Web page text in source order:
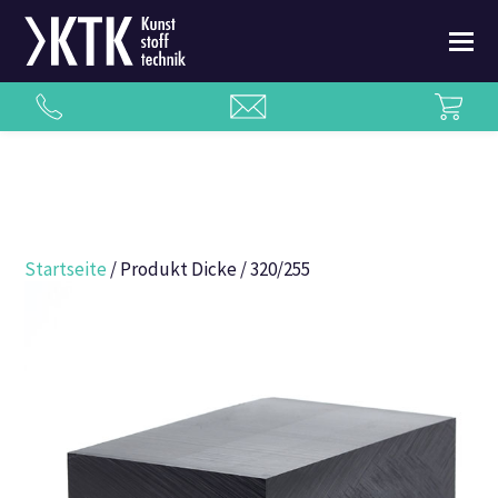
Startseite / Produkt Dicke / 320/255